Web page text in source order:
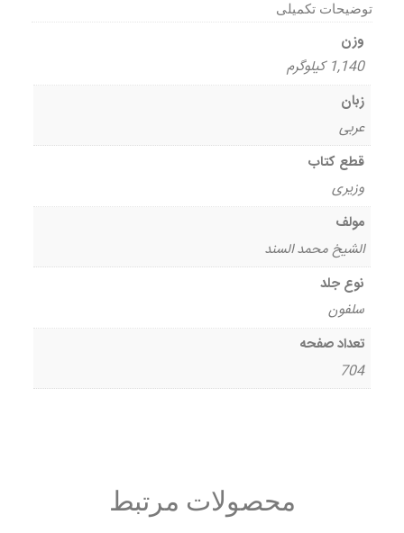
توضیحات تکمیلی
وزن
1,140 کیلوگرم
زبان
عربی
قطع کتاب
وزیری
مولف
الشیخ محمد السند
نوع جلد
سلفون
تعداد صفحه
704
محصولات مرتبط